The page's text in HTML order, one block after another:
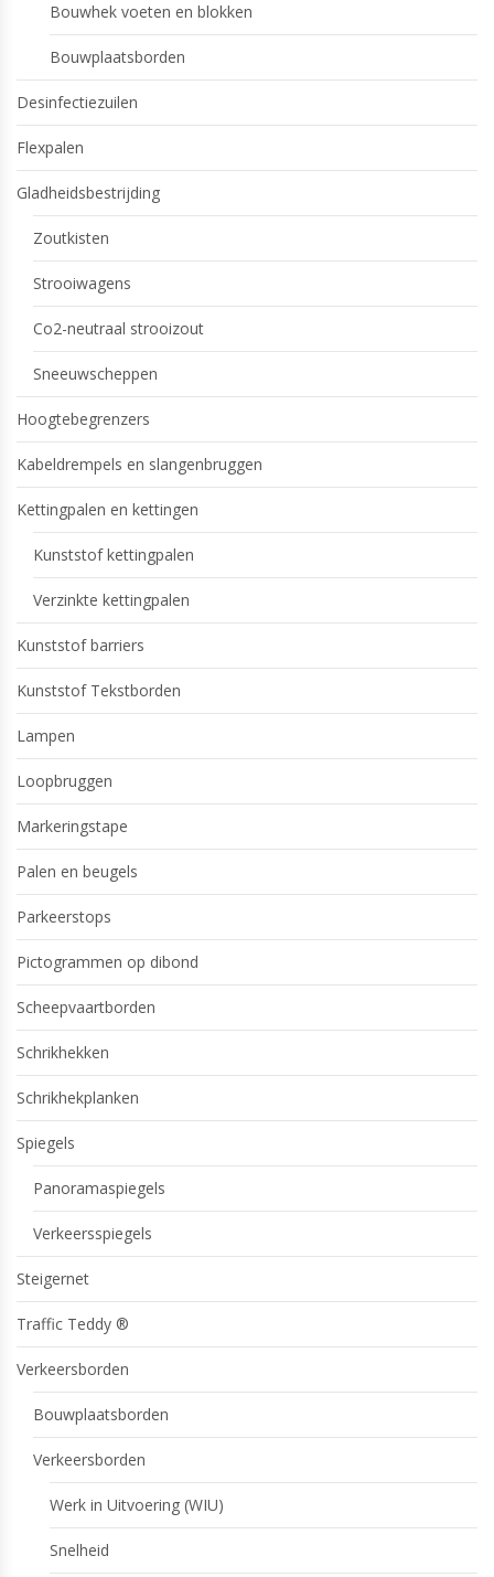
Bouwhek voeten en blokken
Bouwplaatsborden
Desinfectiezuilen
Flexpalen
Gladheidsbestrijding
Zoutkisten
Strooiwagens
Co2-neutraal strooizout
Sneeuwscheppen
Hoogtebegrenzers
Kabeldrempels en slangenbruggen
Kettingpalen en kettingen
Kunststof kettingpalen
Verzinkte kettingpalen
Kunststof barriers
Kunststof Tekstborden
Lampen
Loopbruggen
Markeringstape
Palen en beugels
Parkeerstops
Pictogrammen op dibond
Scheepvaartborden
Schrikhekken
Schrikhekplanken
Spiegels
Panoramaspiegels
Verkeersspiegels
Steigernet
Traffic Teddy ®
Verkeersborden
Bouwplaatsborden
Verkeersborden
Werk in Uitvoering (WIU)
Snelheid